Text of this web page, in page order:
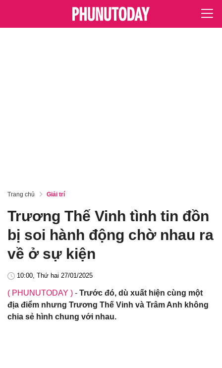
Trang chủ Giải trí
Trương Thế Vinh tình tin đồn
bị soi hành động chờ nhau ra
về ở sự kiện
10:00, Thứ hai 27/01/2025
( PHUNUTODAY ) - Trước đó, dù xuất hiện cùng một
địa điểm nhưng Trương Thế Vinh và Trâm Anh không
chia sẻ hình chung với nhau.